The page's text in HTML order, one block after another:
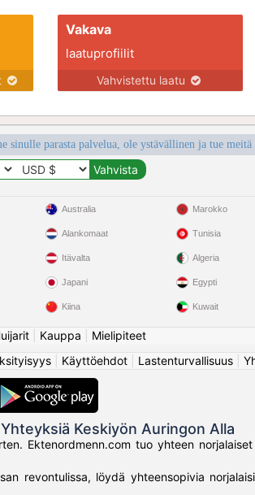
Vakava
laatuprofiilit
Vahvistettu laatu
sinulle parasta palvelua, ole ystävällinen ja tue meitä
Australia
Alankomaat
Itävalta
Japani
Kiina
Marokko
Tunisia
Algeria
Egypti
Kuwait
Kauppa
Mielipiteet
| Käyttöehdot| Lastenturvallisuus|
Keskiyön Auringon Alla
Ektenordmenn.com tuo yhteen
revontulissa, löydä yhteensopivia